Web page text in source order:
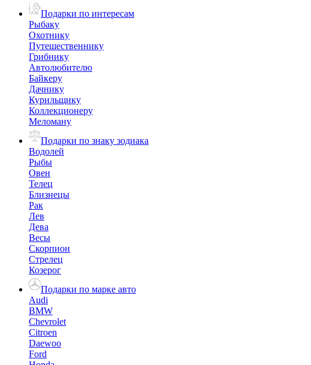
Подарки по интересам
Рыбаку
Охотнику
Путешественнику
Грибнику
Автолюбителю
Байкеру
Дачнику
Курильщику
Коллекционеру
Меломану
Подарки по знаку зодиака
Водолей
Рыбы
Овен
Телец
Близнецы
Рак
Лев
Дева
Весы
Скорпион
Стрелец
Козерог
Подарки по марке авто
Audi
BMW
Chevrolet
Citroen
Daewoo
Ford